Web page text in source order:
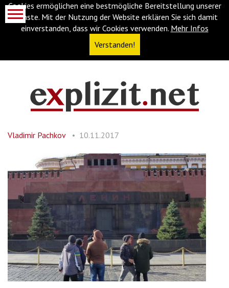
Cookies ermöglichen eine bestmögliche Bereitstellung unserer
Dienste. Mit der Nutzung der Website erklären Sie sich damit
einverstanden, dass wir Cookies verwenden. Mehr Infos
Verstanden!
(Accesskey
springen
(Accesskey
springen
(Accesskey
'2')
Vladimir Pachkov 10.11.2017